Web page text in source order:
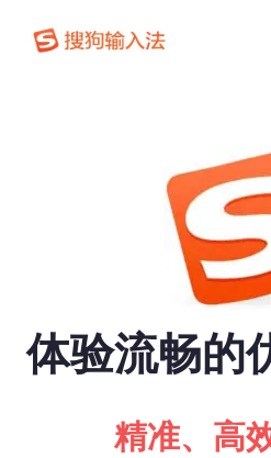
体验流畅的
精准、高